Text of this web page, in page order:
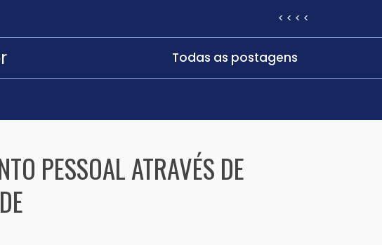
< < < <
Todas as postagens
PESSOAL ATRAVÉS DE